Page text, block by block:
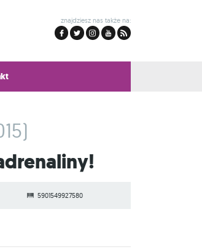
znajdziesz nas także na:
5901549927580